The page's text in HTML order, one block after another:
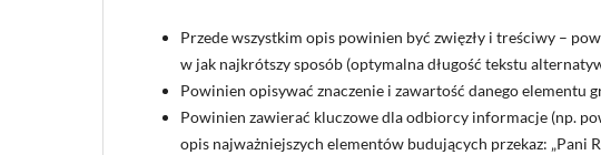
Przede wszystkim opis powinien być zwięzły i treściwy –
w jak najkrótszy sposób (optymalna długość tekstu
Powinien opisywać znaczenie i zawartość danego elementu
Powinien zawierać kluczowe dla odbiorcy informacje (np.
opis najważniejszych elementów budujących przekaz: